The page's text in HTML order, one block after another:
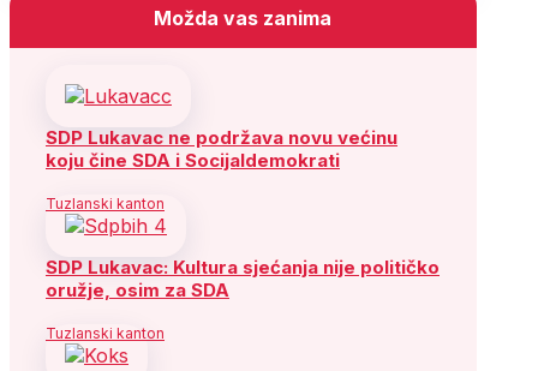
Možda vas zanima
SDP Lukavac ne podržava novu većinu
koju čine SDA i Socijaldemokrati
Tuzlanski kanton
SDP Lukavac: Kultura sjećanja nije političko
oružje, osim za SDA
Tuzlanski kanton